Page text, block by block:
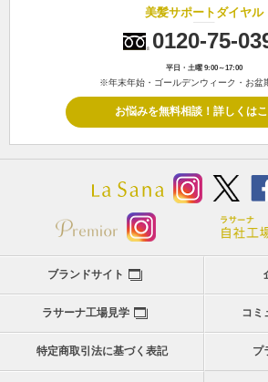
美髪サポートダイヤル
0120-75-
平日・土曜 9:00～17:00
※年末年始・ゴールデンウィーク・お盆
お悩みを無料相談！詳しくは
ブランドサイト
ラサーナ工場見学 コミ
特定商取引法に基づく表記 プ